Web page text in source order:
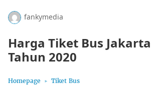
fankymedia
Harga Tiket Bus Jakarta
Tahun 2020
Homepage Tiket Bus